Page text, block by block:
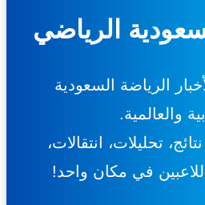
الرياضي
الرياضة السعودية
تحليلات، انتقالات،
في مكان واحد!